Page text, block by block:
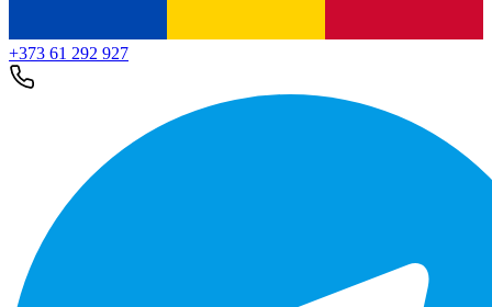
+373 61 292 927